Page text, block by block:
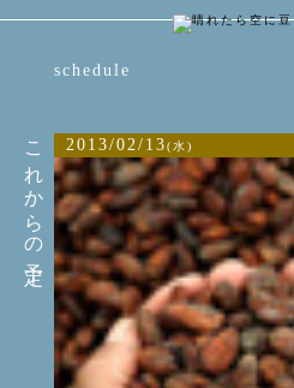
これからの予定
schedule
2013/02/13(水)